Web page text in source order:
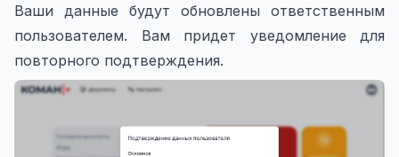
Ваши данные будут обновлены ответственным
пользователем. Вам придет уведомление для
повторного подтверждения.